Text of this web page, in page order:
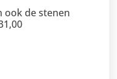
ook de stenen